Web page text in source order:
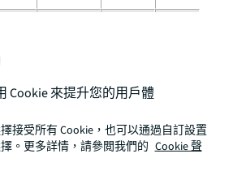
顯示，2023年首三季零售業
約656.4億澳門元，按年上
年高位。旅客消費佔零售業
41.2%，比重回復至疫情前
Cookie 來提升您的用戶體
接受所有 Cookie，也可以通過自訂設置
。更多詳情，請參閲我們的 Cookie 聲